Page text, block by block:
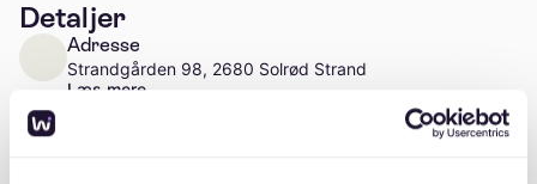
Detaljer
Adresse
Strandgården 98, 2680 Solrød Strand
Læs mere